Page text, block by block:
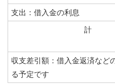
支出：借入金の利息
計
収支差引額：借入金返済など
る予定です